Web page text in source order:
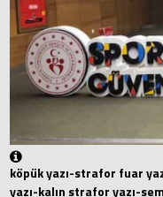
köpük yazı-strafor fuar
yazı-kalın strafor yazı-